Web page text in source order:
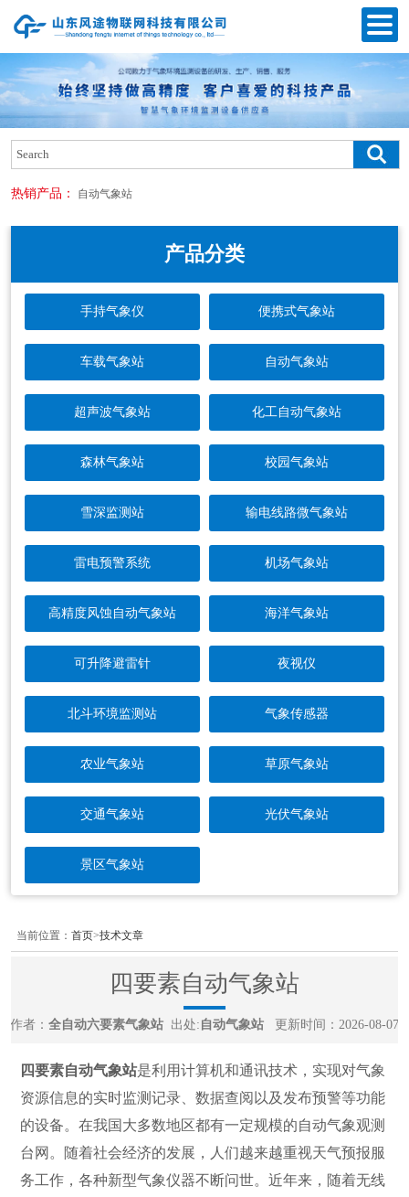
热销产品： 自动气象站
产品分类
手持气象仪 便携式气象站
车载气象站 自动气象站
超声波气象站 化工自动气象站
森林气象站 校园气象站
雪深监测站 输电线路微气象站
雷电预警系统 机场气象站
高精度风蚀自动气象站 海洋气象站
可升降避雷针 夜视仪
北斗环境监测站 气象传感器
农业气象站 草原气象站
交通气象站 光伏气象站
景区气象站
当前位置： 首页>技术文章
四要素自动气象站
作者： 全自动六要素气象站 出处: 自动气象站 更新时间：2026-08-07
四要素自动气象站是利用计算机和通讯技术，实现对气象
资源信息的实时监测记录、数据查阅以及发布预警等功能
的设备。在我国大多数地区都有一定规模的自动气象观测
台网。随着社会经济的发展，人们越来越重视天气预报服
务工作，各种新型气象仪器不断问世。近年来，随着无线